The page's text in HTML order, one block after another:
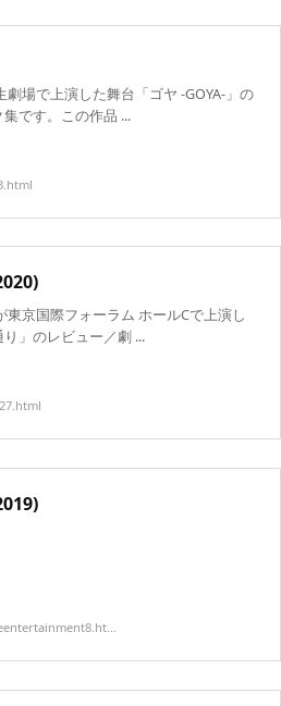
場で上演した舞台「ゴヤ -GOYA-」の
です。この作品 ...
東京国際フォーラム ホールCで上演し
」のレビュー／劇 ...